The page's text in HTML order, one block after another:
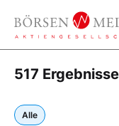
517
Alle